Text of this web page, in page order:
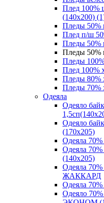
Плед 100%
(140х200)
Пледы 50%
Плед п/ш
Пледы 50%
Пледы 50%
Пледы
Плед 100%
Пледы 80%
Пледы 70%
Одеяла
Одеяло
Одеяло
(170х205)
Одеяла
Одеяла
(140х205)
Одеяла
ЖАККАРД
Одеяла
Одеяло